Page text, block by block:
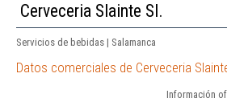
Cerveceria Slainte Sl.
Servicios de bebidas | Salamanca
Datos comerciales de Cerveceria
Información